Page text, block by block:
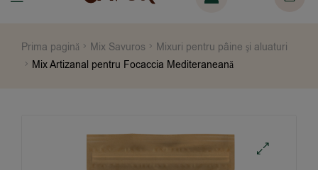
Prima pagină Mix Savuros
Mixuri pentru pâine şi aluaturi
Mix Artizanal pentru Focaccia Mediteraneană